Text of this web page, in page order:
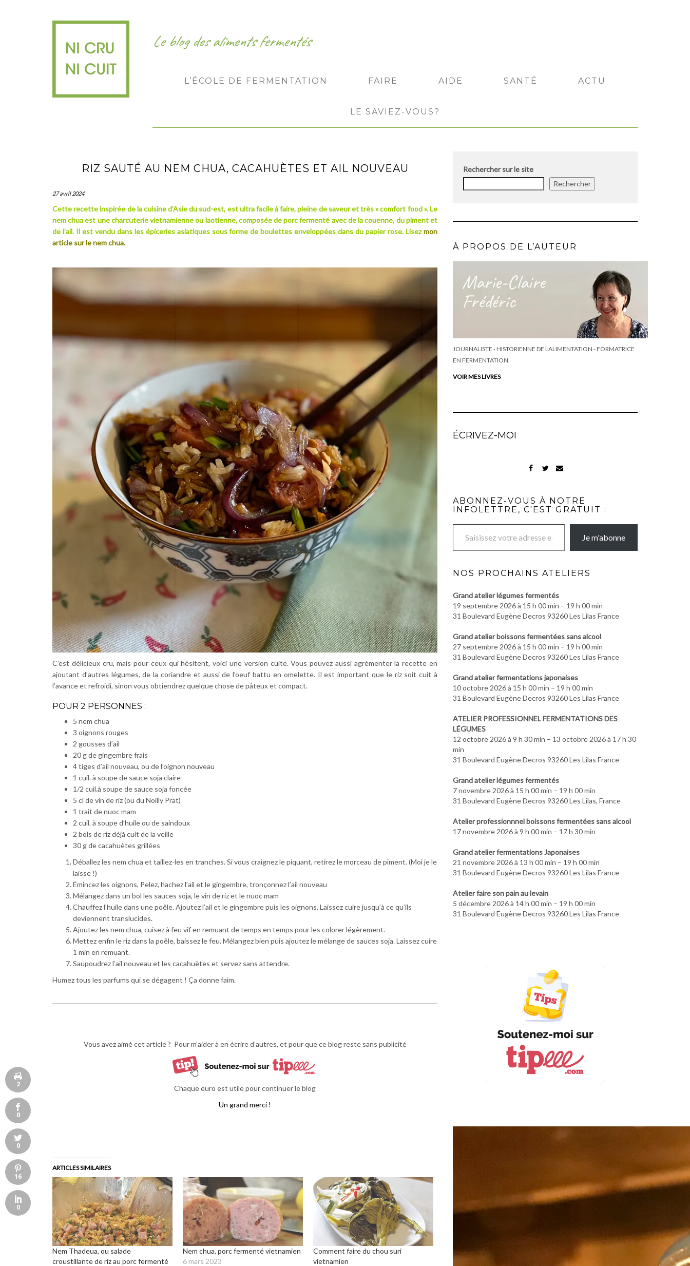
Le blog des aliments fermentés
L’ÉCOLE DE FERMENTATION FAIRE AIDE SANTÉ ACTU
LE SAVIEZ-VOUS?
RIZ SAUTÉ AU NEM CHUA, CACAHUÈTES ET AIL NOUVEAU
27 avril 2024
Cette recette inspirée de la cuisine d’Asie du sud-est, est ultra facile à faire, pleine de saveur et très « comfort food ». Le
nem chua est une charcuterie vietnamienne ou laotienne, composée de porc fermenté avec de la couenne, du piment et
de l’ail. Il est vendu dans les épiceries asiatiques sous forme de boulettes enveloppées dans du papier rose. Lisezmon
article sur le nem chua.
C’est délicieux cru, mais pour ceux qui hésitent, voici une version cuite. Vous pouvez aussi agrémenter la recette en
ajoutant d’autres légumes, de la coriandre et aussi de l’oeuf battu en omelette. Il est important que le riz soit cuit à
l’avance et refroidi, sinon vous obtiendrez quelque chose de pâteux et compact.
POUR 2 PERSONNES :
5 nem chua
3 oignons rouges
2 gousses d’ail
20 g de gingembre frais
4 tiges d’ail nouveau, ou de l’oignon nouveau
1 cuil. à soupe de sauce soja claire
1/2 cuil.à soupe de sauce soja foncée
5 cl de vin de riz (ou du Noilly Prat)
1 trait de nuoc mam
2 cuil. à soupe d’huile ou de saindoux
2 bols de riz déjà cuit de la veille
30 g de cacahuètes grillées
Déballez les nem chua et taillez-les en tranches. Si vous craignez le piquant, retirez le morceau de piment. (Moi je le
laisse !)
Émincez les oignons, Pelez, hachez l’ail et le gingembre, tronçonnez l’ail nouveau
Mélangez dans un bol les sauces soja, le vin de riz et le nuoc mam
Chauffez l’huile dans une poêle. Ajoutez l’ail et le gingembre puis les oignons. Laissez cuire jusqu’à ce qu’ils
deviennent translucides.
Ajoutez les nem chua, cuisez à feu vif en remuant de temps en temps pour les colorer légèrement.
Mettez enfin le riz dans la poêle, baissez le feu. Mélangez bien puis ajoutez le mélange de sauces soja. Laissez cuire
1 min en remuant.
Saupoudrez l’ail nouveau et les cacahuètes et servez sans attendre.
Humez tous les parfums qui se dégagent ! Ça donne faim.
Vous avez aimé cet article ? Pour m’aider à en écrire d’autres, et pour que ce blog reste sans publicité
Chaque euro est utile pour continuer le blog
Un grand merci !
ARTICLES SIMILAIRES
Nem Thadeua, ou salade
croustillante de riz au porc fermenté
Nem chua, porc fermenté vietnamien
6 mars 2023
Comment faire du chou suri
vietnamien
Rechercher sur le site
Rechercher
À PROPOS DE L’AUTEUR
JOURNALISTE - HISTORIENNE DE L’ALIMENTATION - FORMATRICE
EN FERMENTATION.
VOIR MES LIVRES
ÉCRIVEZ-MOI
ABONNEZ-VOUS À NOTRE
INFOLETTRE, C'EST GRATUIT :
Saisissez votre adresse e-mail…
Je m'abonne
NOS PROCHAINS ATELIERS
Grand atelier légumes fermentés
19 septembre 2026 à 15 h 00 min – 19 h 00 min
31 Boulevard Eugène Decros 93260 Les Lilas France
Grand atelier boissons fermentées sans alcool
27 septembre 2026 à 15 h 00 min – 19 h 00 min
31 Boulevard Eugène Decros 93260 Les Lilas France
Grand atelier fermentations japonaises
10 octobre 2026 à 15 h 00 min – 19 h 00 min
31 Boulevard Eugène Decros 93260 Les Lilas France
ATELIER PROFESSIONNEL FERMENTATIONS DES
LÉGUMES
12 octobre 2026 à 9 h 30 min – 13 octobre 2026 à 17 h 30
min
31 Boulevard Eugène Decros 93260 Les Lilas France
Grand atelier légumes fermentés
7 novembre 2026 à 15 h 00 min – 19 h 00 min
31 Boulevard Eugène Decros 93260 Les Lilas, France
Atelier professionnnel boissons fermentées sans alcool
17 novembre 2026 à 9 h 00 min – 17 h 30 min
Grand atelier fermentations Japonaises
21 novembre 2026 à 13 h 00 min – 19 h 00 min
31 Boulevard Eugène Decros 93260 Les Lilas France
Atelier faire son pain au levain
5 décembre 2026 à 14 h 00 min – 19 h 00 min
31 Boulevard Eugène Decros 93260 Les Lilas France
2
0
0
16
0